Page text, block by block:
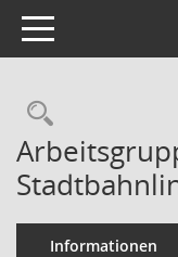
Toggle navigation
Informationen